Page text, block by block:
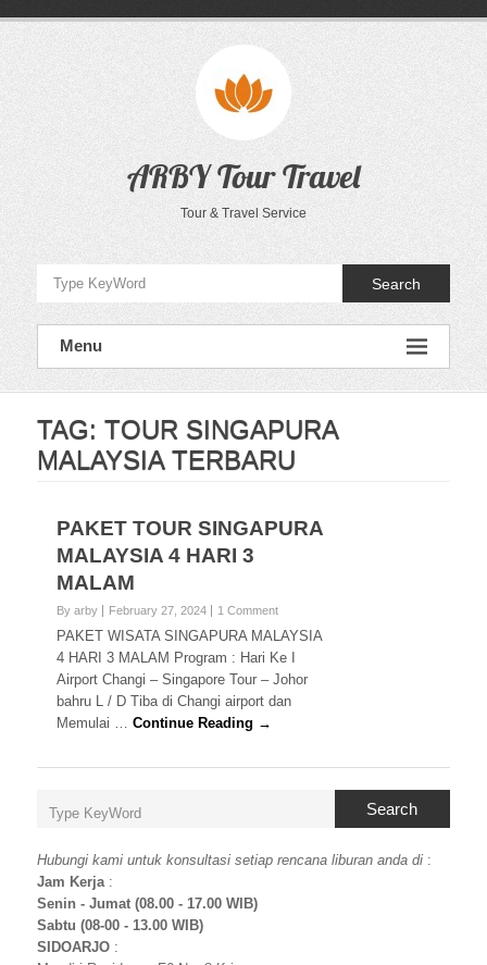
ARBY Tour Travel
Tour & Travel Service
Search
Menu
TAG: TOUR SINGAPURA
MALAYSIA TERBARU
PAKET TOUR SINGAPURA
MALAYSIA 4 HARI 3
MALAM
By arby February 27, 2024 1 Comment
PAKET WISATA SINGAPURA MALAYSIA
4 HARI 3 MALAM Program : Hari Ke I
Airport Changi – Singapore Tour – Johor
bahru L / D Tiba di Changi airport dan
Memulai …Continue Reading →
Search
Hubungi kami untuk konsultasi setiap rencana liburan anda di :
Jam Kerja:
Senin - Jumat (08.00 - 17.00 WIB)
Sabtu (08-00 - 13.00 WIB)
SIDOARJO :